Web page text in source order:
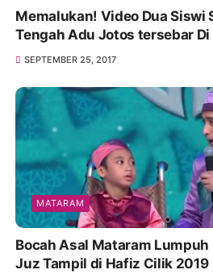
Memalukan! Video Dua Siswi SMK di Lombok
Tengah Adu Jotos tersebar Di
SEPTEMBER 25, 2017
MATARAM
Bocah Asal Mataram Lumpuh
Juz Tampil di Hafiz Cilik 2019